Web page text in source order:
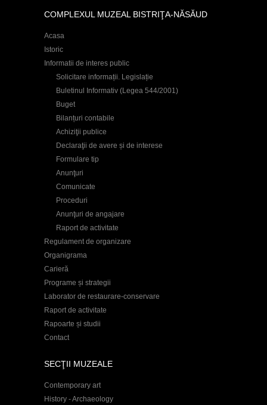
COMPLEXUL MUZEAL BISTRIŢA-NĂSĂUD
Acasa
Istoric
Informatii de interes public
Solicitare informații. Legislație
Buletinul Informativ (Legea 544/2001)
Buget
Bilanțuri contabile
Achiziţii publice
Declaraţii de avere și de interese
Formulare tip
Anunţuri
Comunicate
Proceduri
Anunţuri de angajare
Raport de activitate
Regulament de organizare
Organigrama
Carieră
Programe și strategii
Laborator de restaurare-conservare
Raport de activitate
Rapoarte și studii
Contact
SECŢII MUZEALE
Contemporary art
History - Archaeology